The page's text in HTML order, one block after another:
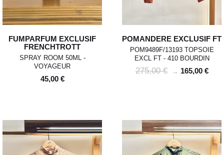
FUMPARFUM EXCLUSIF
FRENCHTROTT
SPRAY ROOM 50ML -
VOYAGEUR
45,00 €
POMANDERE EXCLUSIF FT
POM9489F/13193 TOPSOIE
EXCL FT - 410 BOURDIN
275,00 € → 165,00 €